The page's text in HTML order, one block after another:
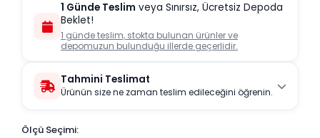
1 Günde Teslim veya Sınırsız, Ücretsiz Depoda
Beklet!
1 günde teslim, stokta bulunan ürünler ve
depomuzun bulunduğu illerde geçerlidir.
Tahmini Teslimat
Ürünün size ne zaman teslim edileceğini öğrenin.
Ölçü Seçimi: